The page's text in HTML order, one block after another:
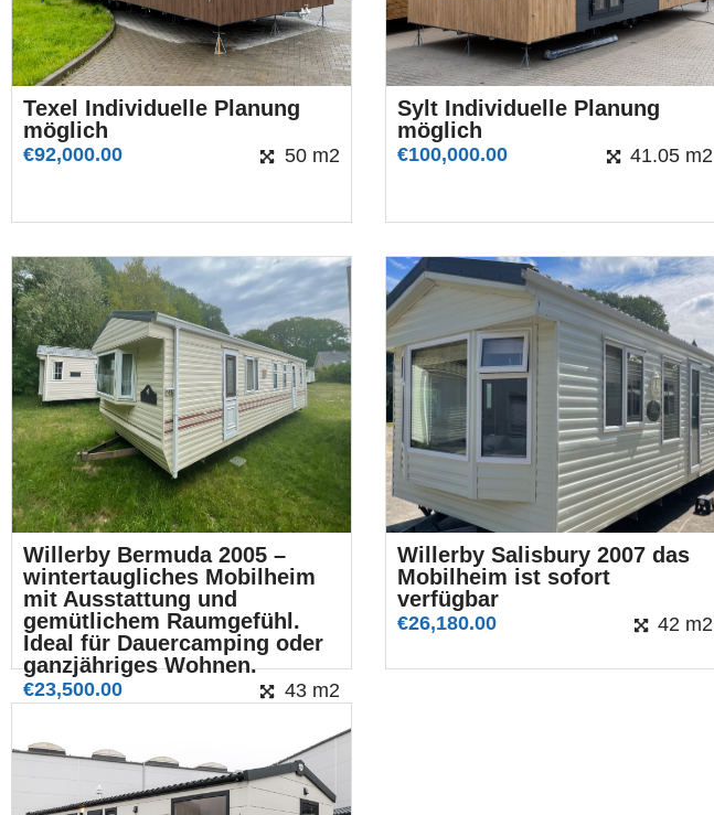
Texel Individuelle Planung
möglich
€92,000.00 50 m2
Sylt Individuelle Planung
möglich
€100,000.00 41.05 m2
Willerby Bermuda 2005 –
wintertaugliches Mobilheim
mit Ausstattung und
gemütlichem Raumgefühl.
Ideal für Dauercamping oder
ganzjähriges Wohnen.
€23,500.00 43 m2
Willerby Salisbury 2007 das
Mobilheim ist sofort
verfügbar
€26,180.00 42 m2